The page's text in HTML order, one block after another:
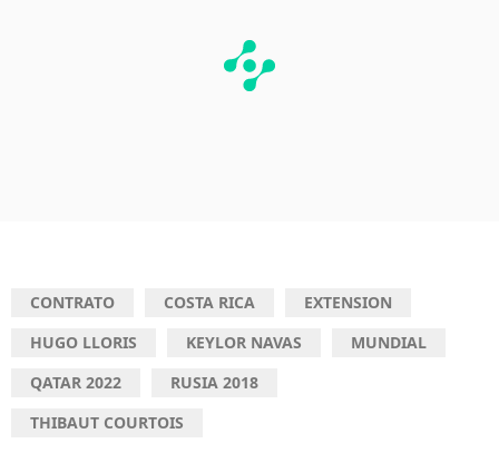
CONTRATO COSTA RICA
EXTENSION
HUGO LLORIS
KEYLOR NAVAS
MUNDIAL
QATAR 2022
RUSIA 2018
THIBAUT COURTOIS